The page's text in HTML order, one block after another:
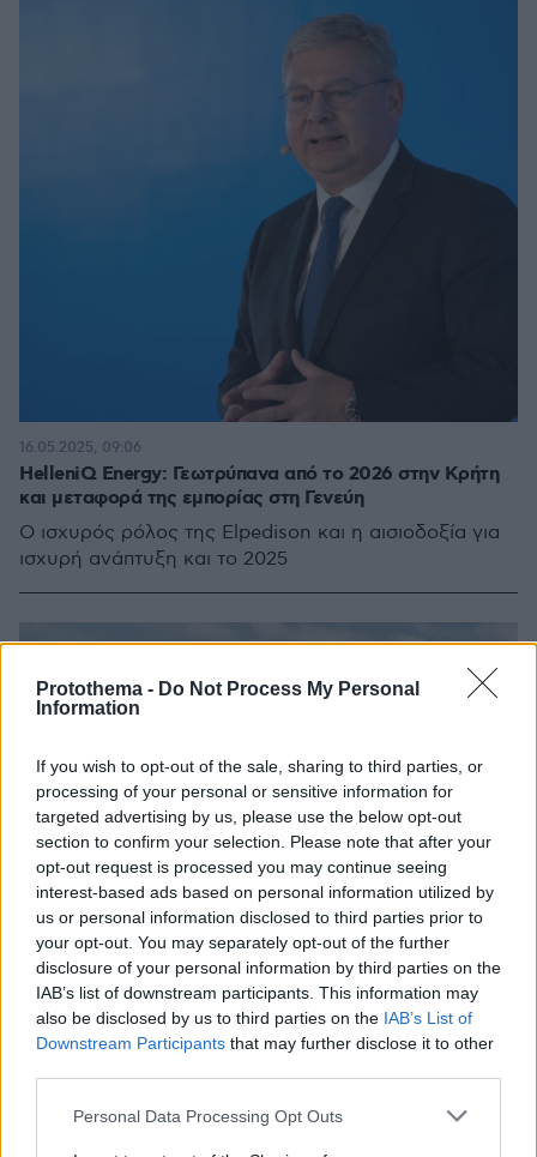
Protothema - Do Not Process My Personal
Information
If you wish to opt-out of the sale, sharing to third parties, or
processing of your personal or sensitive information for
targeted advertising by us, please use the below opt-out
section to confirm your selection. Please note that after your
opt-out request is processed you may continue seeing
interest-based ads based on personal information utilized by
us or personal information disclosed to third parties prior to
your opt-out. You may separately opt-out of the further
disclosure of your personal information by third parties on the
IAB’s list of downstream participants. This information may
also be disclosed by us to third parties on the IAB’s List of
Downstream Participants that may further disclose it to other
Please note that this website/app uses one or more Google
Personal Data Processing Opt Outs
HelleniQ Energy: Γεωτρύπανα από το 2026 στην Κρήτη
και μεταφορά της εμπορίας στη Γενεύη
Ο ισχυρός ρόλος της Elpedison και η αισιοδοξία για
ισχυρή ανάπτυξη και το 2025
16.05.2025, 09:06